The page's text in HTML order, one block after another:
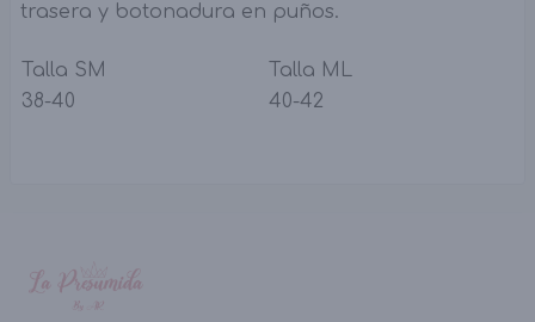
trasera y botonadura en puños.
Talla SM
Talla ML
38-40
40-42